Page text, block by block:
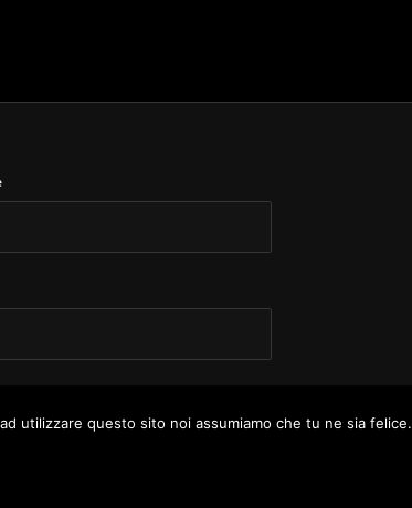
utilizzare questo sito noi assumiamo che tu ne sia felice.